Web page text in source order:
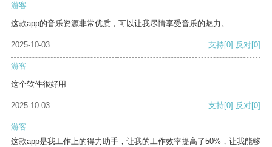
游客
这款app的音乐资源非常优质，可以让我尽情享受音乐的魅力。
2025-10-03 支持[0] 反对[0]
游客
这个软件很好用
2025-10-03 支持[0] 反对[0]
游客
这款app是我工作上的得力助手，让我的工作效率提高了50%，让我能够